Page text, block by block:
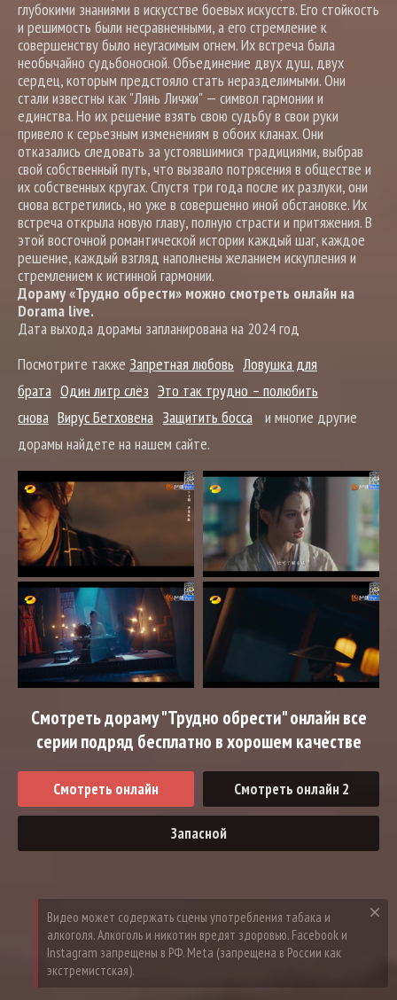
глубокими знаниями в искусстве боевых искусств. Его стойкость
и решимость были несравненными, а его стремление к
совершенству было неугасимым огнем. Их встреча была
необычайно судьбоносной. Объединение двух душ, двух
сердец, которым предстояло стать неразделимыми. Они
стали известны как "Лянь Личжи" — символ гармонии и
единства. Но их решение взять свою судьбу в свои руки
привело к серьезным изменениям в обоих кланах. Они
отказались следовать за устоявшимися традициями, выбрав
свой собственный путь, что вызвало потрясения в обществе и
их собственных кругах. Спустя три года после их разлуки, они
снова встретились, но уже в совершенно иной обстановке. Их
встреча открыла новую главу, полную страсти и притяжения. В
этой восточной романтической истории каждый шаг, каждое
решение, каждый взгляд наполнены желанием искупления и
стремлением к истинной гармонии.
Дораму «Трудно обрести» можно смотреть онлайн на
Dorama live.
Дата выхода дорамы запланирована на 2024 год
Посмотрите также Запретная любовь Ловушка для
брата Один литр слёз Это так трудно – полюбить
снова Вирус Бетховена Защитить босса
и многие другие
дорамы найдете на нашем сайте.
Смотреть дораму "Трудно обрести" онлайн все
серии подряд бесплатно в хорошем качестве
Смотреть онлайн Смотреть онлайн 2
Запасной